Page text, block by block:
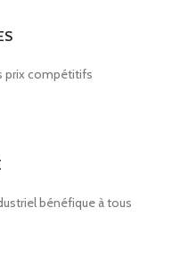
prix compétitifs
bénéfique à tous